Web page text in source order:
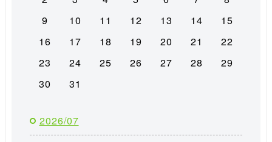
9
10 11 12 13 14
15
16
17 18 19 20 21
22
23
24 25 26 27 28
29
30
31
2026/07